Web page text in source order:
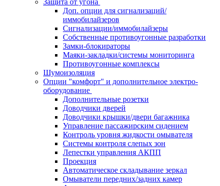
Защита от угона
Доп. опции для сигнализаций/
иммобилайзеров
Сигнализации/иммобилайзеры
Собственные противоугонные разработки
Замки-блокираторы
Маяки-закладки/системы мониторинга
Противоугонные комплексы
Шумоизоляция
Опции "комфорт" и дополнительное электро-
оборудование
Дополнительные розетки
Доводчики дверей
Доводчики крышки/двери багажника
Управление пассажирским сидением
Контроль уровня жидкости омывателя
Системы контроля слепых зон
Лепестки управления АКПП
Проекция
Автоматическое складывание зеркал
Омыватели передних/задних камер